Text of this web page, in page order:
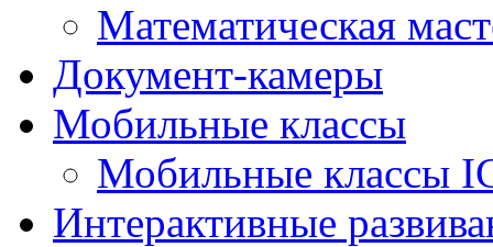
Математическая
Документ-камеры
Мобильные классы
Мобильные классы
Интерактивные